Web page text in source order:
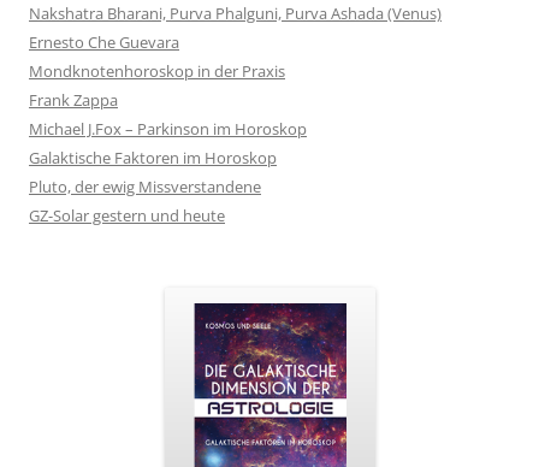
Nakshatra Bharani, Purva Phalguni, Purva Ashada (Venus)
Ernesto Che Guevara
Mondknotenhoroskop in der Praxis
Frank Zappa
Michael J.Fox – Parkinson im Horoskop
Galaktische Faktoren im Horoskop
Pluto, der ewig Missverstandene
GZ-Solar gestern und heute